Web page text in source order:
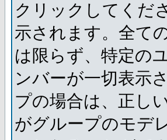
クリックしてくだ
示されます。全て
は限らず、特定の
ンバーが一切表示
プの場合は、正し
がグループのモデ